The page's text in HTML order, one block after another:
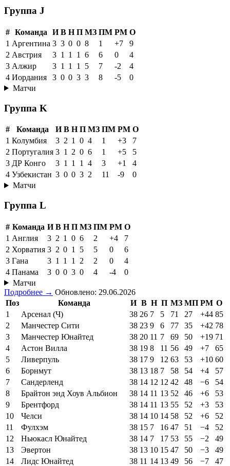
Группа J
# Команда И В Н П МЗ ПМ РМ О
1 Аргентина 3 3 0 0 8 1 +7
9
2 Австрия 3 1 1 1 6 6 0
4
3 Алжир 3 1 1 1 5 7 -2
4
4 Иордания 3 0 0 3 3 8 -5
0
Матчи
Группа K
# Команда И В Н П МЗ ПМ РМ О
1 Колумбия 3 2 1 0 4 1 +3
7
2 Португалия 3 1 2 0 6 1 +5
5
3 ДР Конго 3 1 1 1 4 3 +1
4
4 Узбекистан 3 0 0 3 2 11 -9
0
Матчи
Группа L
# Команда И В Н П МЗ ПМ РМ О
1 Англия 3 2 1 0 6 2 +4
7
2 Хорватия 3 2 0 1 5 5 0
6
3 Гана 3 1 1 1 2 2 0
4
4 Панама 3 0 0 3 0 4 -4
0
Матчи
Подробнее → Обновлено: 29.06.2026
Поз
Команда И В Н П МЗ МП РМ О
1
Арсенал (Ч) 38 26 7 5 71 27 +44 85
2
Манчестер Сити 38 23 9 6 77 35 +42 78
3
Манчестер Юнайтед 38 20 11 7 69 50 +19 71
4
Астон Вилла 38 19 8 11 56 49 +7
65
5
Ливерпуль 38 17 9 12 63 53 +10 60
6
Борнмут 38 13 18 7 58 54 +4
57
7
Сандерленд 38 14 12 12 42 48 −6
54
8
Брайтон энд Хоув Альбион 38 14 11 13 52 46 +6
53
9
Брентфорд 38 14 11 13 55 52 +3
53
10
Челси 38 14 10 14 58 52 +6
52
11
Фулхэм 38 15 7 16 47 51 −4
52
12
Ньюкасл Юнайтед 38 14 7 17 53 55 −2
49
13
Эвертон 38 13 10 15 47 50 −3
49
14
Лидс Юнайтед 38 11 14 13 49 56 −7
47